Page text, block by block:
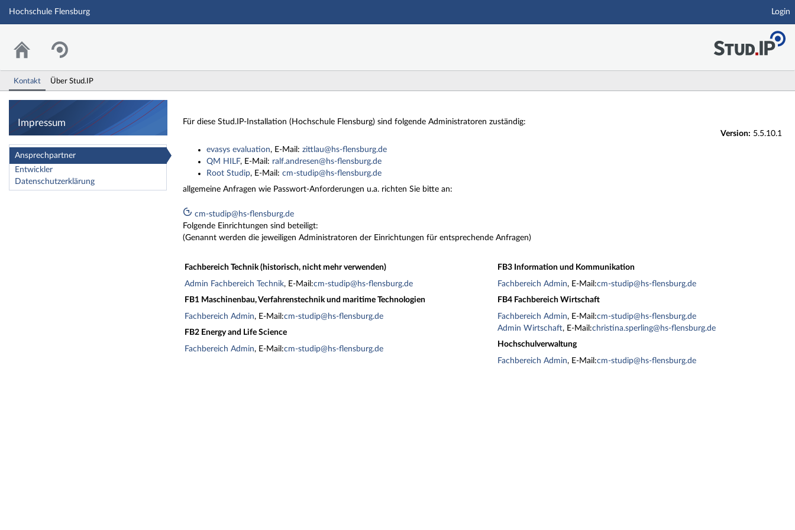
Hauptnavigation
Fußzeile
Hochschule Flensburg Login
Kontakt Über Stud.IP
Impressum
Ansprechpartner
Entwickler
Datenschutzerklärung
Version: 5.5.10.1
Für diese Stud.IP-Installation (Hochschule Flensburg) sind folgende Administratoren zuständig:
evasys evaluation, E-Mail:zittlau@hs-flensburg.de
QM HILF, E-Mail: ralf.andresen@hs-flensburg.de
Root Studip, E-Mail:cm-studip@hs-flensburg.de
allgemeine Anfragen wie Passwort-Anforderungen u.a. richten Sie bitte an:
cm-studip@hs-flensburg.de
Folgende Einrichtungen sind beteiligt:
(Genannt werden die jeweiligen Administratoren der Einrichtungen für entsprechende Anfragen)
Fachbereich Technik (historisch, nicht mehr verwenden)
Admin Fachbereich Technik, E-Mail:cm-studip@hs-flensburg.de
FB1 Maschinenbau, Verfahrenstechnik und maritime Technologien
Fachbereich Admin, E-Mail:cm-studip@hs-flensburg.de
FB2 Energy and Life Science
Fachbereich Admin, E-Mail:cm-studip@hs-flensburg.de
FB3 Information und Kommunikation
Fachbereich Admin, E-Mail:cm-studip@hs-flensburg.de
FB4 Fachbereich Wirtschaft
Fachbereich Admin, E-Mail:cm-studip@hs-flensburg.de
Admin Wirtschaft, E-Mail:christina.sperling@hs-flensburg.de
Hochschulverwaltung
Fachbereich Admin, E-Mail:cm-studip@hs-flensburg.de